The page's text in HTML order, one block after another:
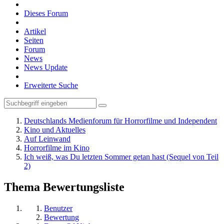
Dieses Forum
Artikel
Seiten
Forum
News
News Update
Erweiterte Suche
Deutschlands Medienforum für Horrorfilme und Independent
Kino und Aktuelles
Auf Leinwand
Horrorfilme im Kino
Ich weiß, was Du letzten Sommer getan hast (Sequel von Teil
2)
Thema Bewertungsliste
Benutzer
Bewertung